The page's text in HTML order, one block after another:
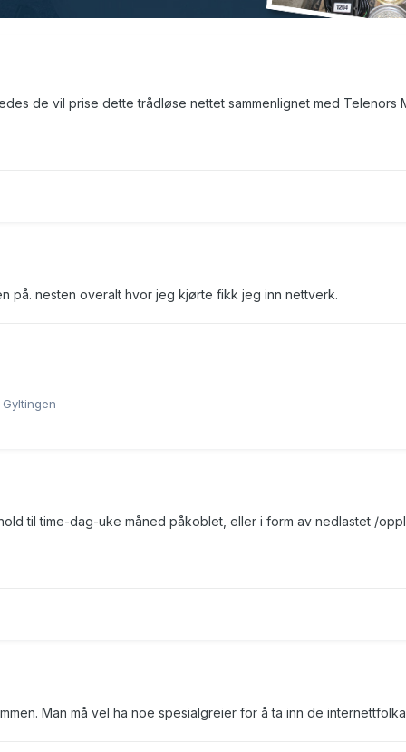
de vil prise dette trådløse nettet sammenlignet med Telenors
på. nesten overalt hvor jeg kjørte fikk jeg inn nettverk.
til time-dag-uke måned påkoblet, eller i form av nedlastet /
Man må vel ha noe spesialgreier for å ta inn de